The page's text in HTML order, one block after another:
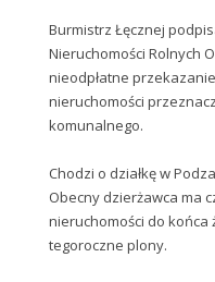
Burmistrz Łęcznej
Nieruchomości Rolnych
nieodpłatne
nieruchomości
komunalnego.
Chodzi o działkę w
Obecny dzierżawca ma
nieruchomości do końca
tegoroczne plony.